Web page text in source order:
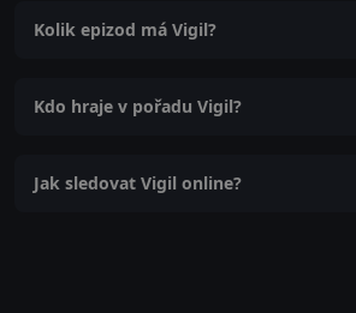
Kolik epizod má Vigil?
Kdo hraje v pořadu Vigil?
Jak sledovat Vigil online?